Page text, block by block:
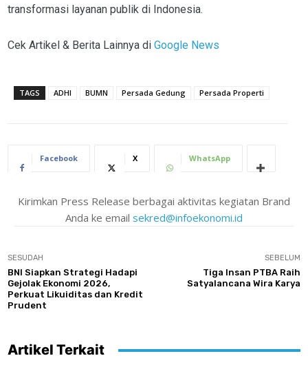
transformasi layanan publik di Indonesia.
Cek Artikel & Berita Lainnya di Google News
TAGS ADHI BUMN Persada Gedung Persada Properti
Facebook X WhatsApp
Kirimkan Press Release berbagai aktivitas kegiatan Brand
Anda ke email sekred@infoekonomi.id
SESUDAH
BNI Siapkan Strategi Hadapi
Gejolak Ekonomi 2026,
Perkuat Likuiditas dan Kredit
Prudent
SEBELUM
Tiga Insan PTBA Raih
Satyalancana Wira Karya
Artikel Terkait